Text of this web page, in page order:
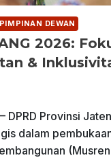
DEWAN
2026:
&
DPRD Provinsi
dalam